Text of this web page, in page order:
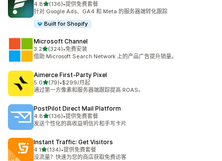
4.8星（满分 5 星）
(136)
总共 136 条评论
•提供免费套餐
针对 Google Ads、GA4 和 Meta 的服务器端转化跟踪
Built for Shopify
Microsoft Channel
3.2星（满分 5 星）
(324)
总共 324 条评论
•免费安装
借助 Microsoft Search Network 上的产品广告提升销量。
Aimerce First‑Party Pixel
5.0星（满分 5 星）
(79)
总共 79 条评论
•$299/月起
通过第一方像素和服务器端跟踪提高 ROAS。
PostPilot Direct Mail Platform
4.8星（满分 5 星）
(136)
总共 136 条评论
•提供免费套餐
发送个性化的高收益明信片和手写卡片
Instant Traffic: Get Visitors
4.1星（满分 5 星）
(134)
总共 134 条评论
•提供免费套餐
没流量？快速为您的商店获取免费访客